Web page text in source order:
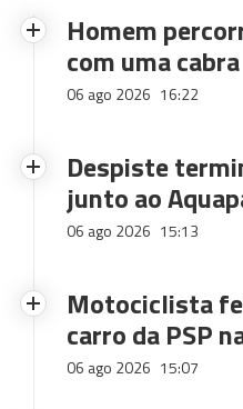
Homem
com uma cabra
06 ago 2026 16:22
Despiste
junto ao
06 ago 2026 15:13
Motociclista
carro da PSP
06 ago 2026 15:07